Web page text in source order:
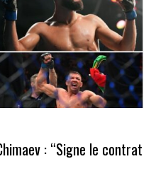
: “Signe le contrat